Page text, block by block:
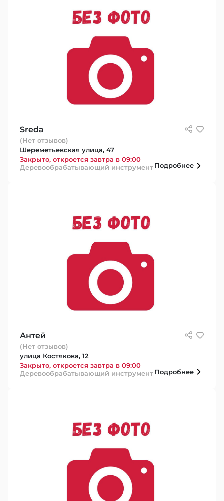
Sreda
(Нет отзывов)
Шереметьевская улица, 47
Закрыто, откроется завтра в 09:00
Деревообрабатывающий инструментПодробнее
Антей
(Нет отзывов)
улица Костякова, 12
Закрыто, откроется завтра в 09:00
Деревообрабатывающий инструментПодробнее